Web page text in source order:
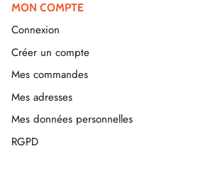
MON COMPTE
Connexion
Créer un compte
Mes commandes
Mes adresses
Mes données personnelles
RGPD